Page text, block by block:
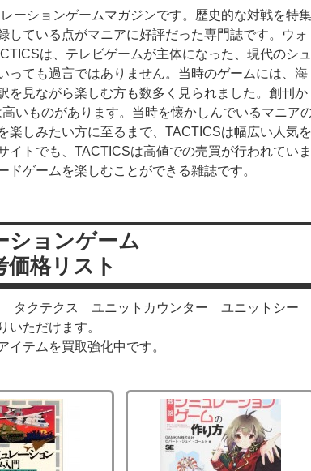
ーションゲームマガジンです。歴史的な対戦を特集
している点がマニアに好評だった専門誌です。ウォ
は、テレビゲームが主体になった、現代のシュ
っても過言ではありません。当時のゲームには、海
を見ながら楽しむ方も数多く見られました。創刊か
いものがあります。当時を懐かしんでいるマニア
楽しみたい方に至るまで、TACTICSは幅広い人気を
トでも、TACTICSは高値での売買が行われていま
ゲームを楽しむことができる雑誌です。
ションゲーム
価格リスト
タクテクス ユニットカウンター ユニットシー
いただけます。
イテムを買取強化中です。